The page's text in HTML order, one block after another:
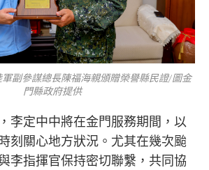
副參謀總長陳福海親頒贈榮譽縣民證/圖金
門縣政府提供
李定中中將在金門服務期間，以
刻關心地方狀況。尤其在幾次颱
李指揮官保持密切聯繫，共同協